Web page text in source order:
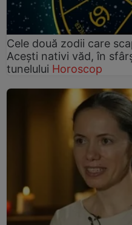
Cele două zodii care
Acești nativi văd, în
tunelului Horoscop